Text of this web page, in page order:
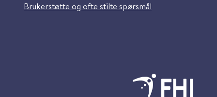
Brukerstøtte og ofte stilte spørsmål